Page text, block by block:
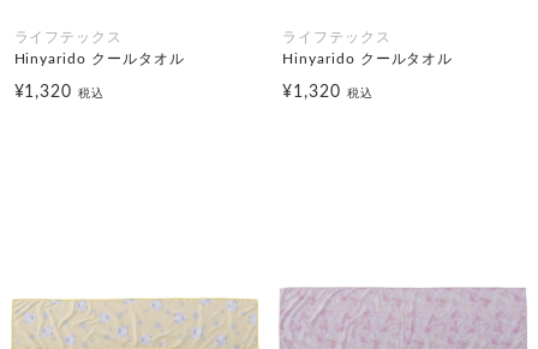
ライフテックス
Hinyarido クールタオル
¥1,320税込
ライフテックス
Hinyarido クールタオル
¥1,320 税込